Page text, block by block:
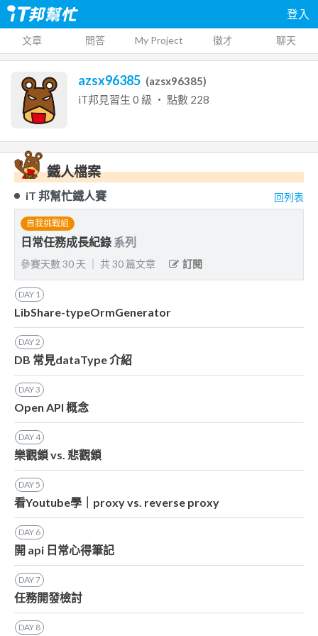
登入
文章 問答 My Project 徵才 聊天
azsx96385 (azsx96385)
iT邦見習生 0 級 ‧ 點數 228
鐵人檔案
iT 邦幫忙鐵人賽 回列表
自我挑戰組
日常任務成長紀錄 系列
參賽天數30 天 共30 篇文章 訂閱
DAY 1
LibShare-typeOrmGenerator
DAY2
DB 常見dataType 介紹
DAY3
Open API 概念
DAY4
樂觀鎖 vs. 悲觀鎖
DAY5
看Youtube學｜proxy vs. reverse proxy
DAY 6
開 api 日常心得筆記
DAY7
任務開發檢討
DAY 8